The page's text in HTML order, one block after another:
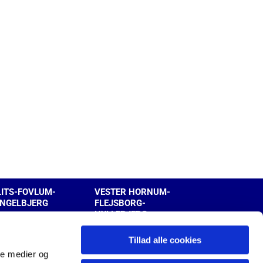
medier og
Tillad alle cookies
FOVLUM-
VESTER HORNUM-
FLEJSBORG-
HYLLEBJERG